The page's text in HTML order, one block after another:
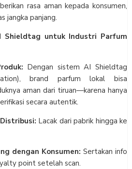
rasa aman kepada konsumen,
jangka panjang.
Shieldtag untuk Industri Parfum
Dengan sistem AI Shieldtag
brand parfum lokal bisa
aman dari tiruan—karena hanya
secara autentik.
Lacak dari pabrik hingga ke
dengan Konsumen: Sertakan info
point setelah scan.